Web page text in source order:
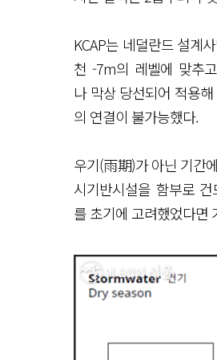
KCAP는 네덜란드 설계
천 -7m의 레벨에 맞추
나 막상 당선되어 적용
의 연결이 불가능했다.
우기(雨期)가 아닌 기간
시기반시설을 함부로
를 초기에 고려했었다면